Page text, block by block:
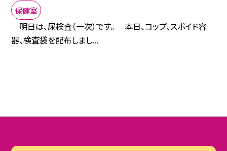
保健室
明日は、尿検査（一次）です。 本日、コップ、スポイド容
器、検査袋を配布しまし...